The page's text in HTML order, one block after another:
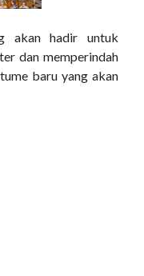
akan hadir untuk
dan memperindah
baru yang akan